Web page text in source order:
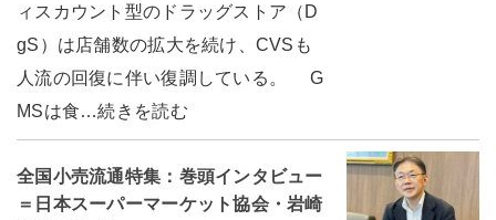
ィスカウント型のドラッグストア（D
gS）は店舗数の拡大を続け、CVSも
人流の回復に伴い復調している。 G
MSは食…続きを読む
全国小売流通特集：巻頭インタビュー
＝日本スーパーマーケット協会・岩崎